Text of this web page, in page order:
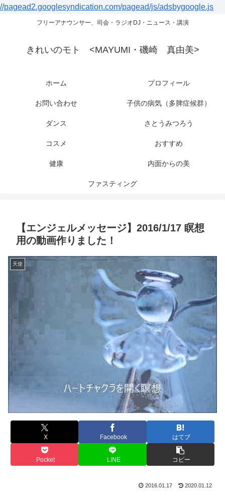
//pagead2.googlesyndication.com/pagead/js/adsbygoogle.js
フリーアナウンサー、司会・ラジオDJ・ニュース・講演
きれいのモト <MAYUMI・磯崎 真由美>
ホーム プロフィール
お問い合わせ 子供の病気（多脾症候群）
ダンス さとうみつろう
コスメ おすすめ
健康 内面からの美
ファスティング
【エンジェルメッセージ】2016/1/17 瞑想
用の動画作りました！
天使
X Facebook はてブ
Pocket LINE コピー
2016.01.17 2020.01.12